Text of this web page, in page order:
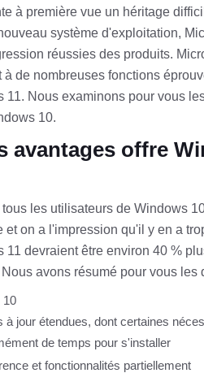
à première vue un héritage
système d'exploitation,
réussies des produits.
à de nombreuses fonctions
11. Nous examinons pour vous
10.
avantages offre
tous les utilisateurs de Windows
et on a l'impression qu'il y en a
11 devraient être environ 40 %
avons résumé pour vous
10
à jour étendues, dont certaines
de temps pour s'installer
et fonctionnalités partiellement